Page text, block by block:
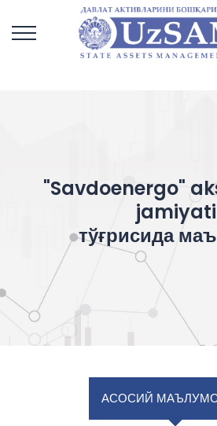
"Savdoenergo"
jamiyati
тўғрисида
АСОСИЙ